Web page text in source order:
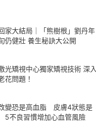
家大結局｜「熊樹根」劉丹年
仍健壯 養生秘訣大公開
光矯視中心獨家矯視技術 深入
花問題！
變恐是高血脂 皮膚4狀態是
不良習慣增加心血管風險